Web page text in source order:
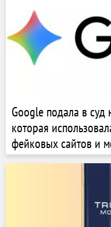
Google подала в суд
которая
фейковых сайтов и